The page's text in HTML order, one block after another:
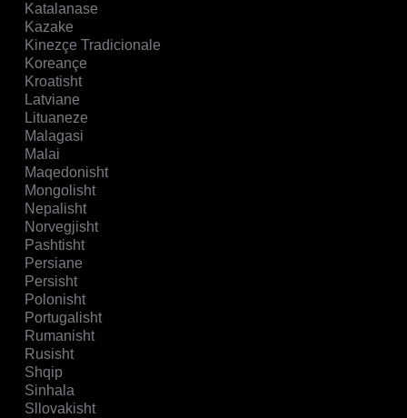
Katalanase
Kazake
Kinezçe Tradicionale
Koreançe
Kroatisht
Latviane
Lituaneze
Malagasi
Malai
Maqedonisht
Mongolisht
Nepalisht
Norvegjisht
Pashtisht
Persiane
Persisht
Polonisht
Portugalisht
Rumanisht
Rusisht
Shqip
Sinhala
Sllovakisht